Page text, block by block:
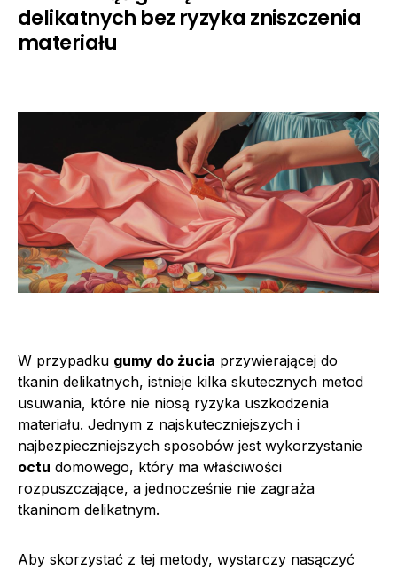
delikatnych bez ryzyka zniszczenia
materiału
W przypadku gumy do żucia przywierającej do
tkanin delikatnych, istnieje kilka skutecznych metod
usuwania, które nie niosą ryzyka uszkodzenia
materiału. Jednym z najskuteczniejszych i
najbezpieczniejszych sposobów jest wykorzystanie
octu domowego, który ma właściwości
rozpuszczające, a jednocześnie nie zagraża
tkaninom delikatnym.
Aby skorzystać z tej metody, wystarczy nasączyć